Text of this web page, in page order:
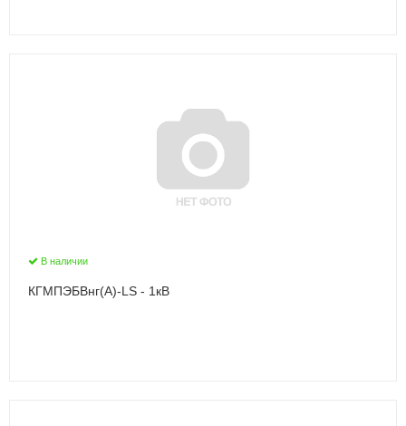
В наличии
КГМПЭБВнг(А)-LS - 1кВ